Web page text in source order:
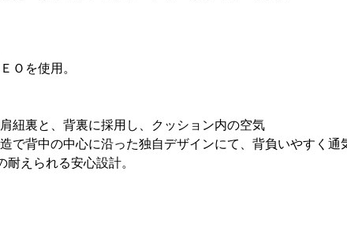
Ｏを使用。
紐裏と、背裏に採用し、クッション内の空気
で背中の中心に沿った独自デザインにて、背負いやすく通
えられる安心設計。